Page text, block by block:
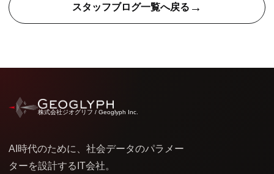
スタッフブログ一覧へ戻る →
株式会社ジオグリフ / Geoglyph Inc.
AI時代のために、社会データのパラメー
ターを設計するIT会社。